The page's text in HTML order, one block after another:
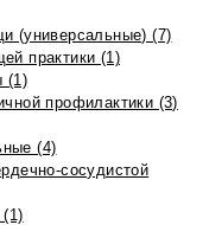
(универсальные) (7)
практики (1)
(1)
профилактики (3)
(4)
сосудистой
(1)